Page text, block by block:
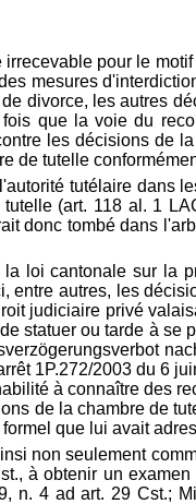
pour le
mesures
divorce, les autres
que la voie du
les décisions de
de tutelle
tutélaire dans
(art. 118 al. 1
donc tombé dans
loi cantonale sur la
autres, les
judiciaire privé
statuer ou tarde à
1P.272/2003 du 6
à connaître des
de la chambre de
que lui avait
non seulement
à obtenir un
n. 4 adart. 29 Cst.;